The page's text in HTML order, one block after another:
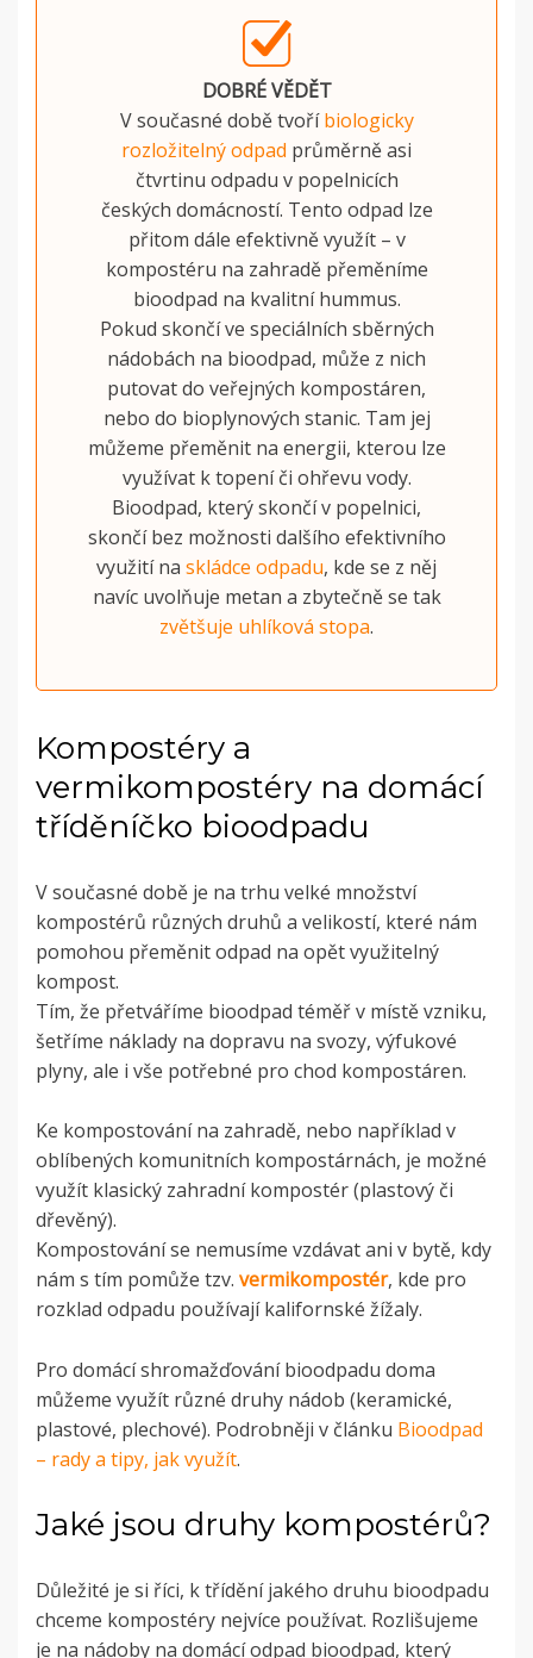
DOBRÉ VĚDĚT
V současné době tvoříbiologicky
rozložitelný odpad průměrně asi
čtvrtinu odpadu v popelnicích
českých domácností. Tento odpad lze
přitom dále efektivně využít – v
kompostéru na zahradě přeměníme
bioodpad na kvalitní hummus.
Pokud skončí ve speciálních sběrných
nádobách na bioodpad, může z nich
putovat do veřejných kompostáren,
nebo do bioplynových stanic. Tam jej
můžeme přeměnit na energii, kterou lze
využívat k topení či ohřevu vody.
Bioodpad, který skončí v popelnici,
skončí bez možnosti dalšího efektivního
využití na skládce odpadu, kde se z něj
navíc uvolňuje metan a zbytečně se tak
zvětšuje uhlíková stopa.
Kompostéry a
vermikompostéry na domácí
tříděníčko bioodpadu
V současné době je na trhu velké množství
kompostérů různých druhů a velikostí, které nám
pomohou přeměnit odpad na opět využitelný
kompost.
Tím, že přetváříme bioodpad téměř v místě vzniku,
šetříme náklady na dopravu na svozy, výfukové
plyny, ale i vše potřebné pro chod kompostáren.
Ke kompostování na zahradě, nebo například v
oblíbených komunitních kompostárnách, je možné
využít klasický zahradní kompostér (plastový či
dřevěný).
Kompostování se nemusíme vzdávat ani v bytě, kdy
nám s tím pomůže tzv. vermikompostér, kde pro
rozklad odpadu používají kalifornské žížaly.
Pro domácí shromažďování bioodpadu doma
můžeme využít různé druhy nádob (keramické,
plastové, plechové). Podrobněji v článku Bioodpad
– rady a tipy, jak využít.
Jaké jsou druhy kompostérů?
Důležité je si říci, k třídění jakého druhu bioodpadu
chceme kompostéry nejvíce používat. Rozlišujeme
je na nádoby na domácí odpad bioodpad, který